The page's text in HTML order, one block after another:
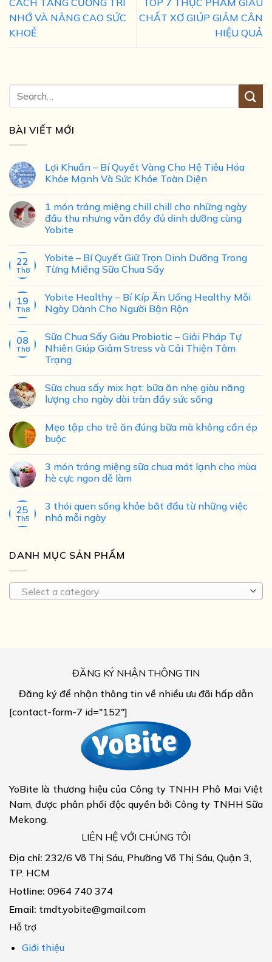
NHỚ VÀ NÂNG CAO SỨC
KHOẺ
CHẤT XƠ GIÚP GIẢM CÂN
HIỆU QUẢ
BÀI VIẾT MỚI
Lợi Khuẩn – Bí Quyết Vàng Cho Hệ Tiêu Hóa
Khỏe Mạnh Và Sức Khỏe Toàn Diện
1 món tráng miệng chill chill cho những ngày
đầu thu nhưng vẫn đầy đủ dinh dưỡng cùng
Yobite
22
Th8
Yobite – Bí Quyết Giữ Trọn Dinh Dưỡng Trong
Từng Miếng Sữa Chua Sấy
19
Th8
Yobite Healthy – Bí Kíp Ăn Uống Healthy Mỗi
Ngày Dành Cho Người Bận Rộn
08
Th8
Sữa Chua Sấy Giàu Probiotic – Giải Pháp Tự
Nhiên Giúp Giảm Stress và Cải Thiện Tâm
Trạng
Sữa chua sấy mix hạt: bữa ăn nhẹ giàu năng
lượng cho ngày dài tràn đầy sức sống
Mẹo tập cho trẻ ăn đúng bữa mà không cần ép
buộc
3 món tráng miệng sữa chua mát lạnh cho mùa
hè cực ngon dễ làm
25
Th5
3 thói quen sống khỏe bắt đầu từ những việc
nhỏ mỗi ngày
DANH MỤC SẢN PHẨM
Select a category
ĐĂNG KÝ NHẬN THÔNG TIN
Đăng ký để nhận thông tin về nhiều ưu đãi hấp dẫn
[contact-form-7 id="152"]
YoBite là thương hiệu của Công ty TNHH Phô Mai Việt
Nam, được phân phối độc quyền bởi Công ty TNHH Sữa
Mekong.
LIÊN HỆ VỚI CHÚNG TÔI
Địa chỉ: 232/6 Võ Thị Sáu, Phường Võ Thị Sáu, Quận 3,
TP. HCM
Hotline: 0964 740 374
Email: tmdt.yobite@gmail.com
Hỗ trợ
Giới thiệu